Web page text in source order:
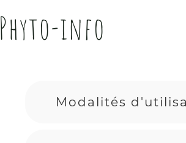
Phyto-info
Modalités